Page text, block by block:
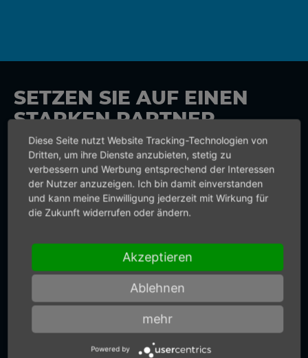
SETZEN SIE AUF EINEN
STARKEN PARTNER
Vertrauen Sie bei
Druckluftwerkzeugen und
Druckluftmotoren der Erfahrung und
Innovationskraft von Mannesmann
DEMAG. Setzen Sie auf Qualität made
in Germany. Wir liefern nicht nur
präzise Drucklufttechnik. Sie
bekommen von uns auch präzise
Diese Seite nutzt Website Tracking-Technologien von
Dritten, um ihre Dienste anzubieten, stetig zu
verbessern und Werbung entsprechend der Interessen
der Nutzer anzuzeigen. Ich bin damit einverstanden
und kann meine Einwilligung jederzeit mit Wirkung für
die Zukunft widerrufen oder ändern.
Akzeptieren
Ablehnen
mehr
Powered by